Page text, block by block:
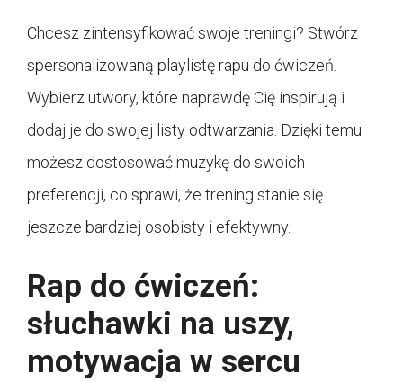
Chcesz zintensyfikować swoje treningi? Stwórz
spersonalizowaną playlistę rapu do ćwiczeń.
Wybierz utwory, które naprawdę Cię inspirują i
dodaj je do swojej listy odtwarzania. Dzięki temu
możesz dostosować muzykę do swoich
preferencji, co sprawi, że trening stanie się
jeszcze bardziej osobisty i efektywny.
Rap do ćwiczeń:
słuchawki na uszy,
motywacja w sercu